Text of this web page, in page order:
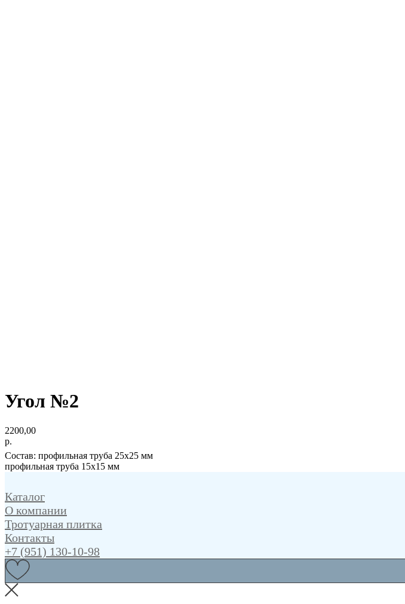
Угол №2
2200,00
р.
Состав: профильная труба 25х25 мм
профильная труба 15х15 мм
Каталог
О компании
Тротуарная плитка
Контакты
+7 (951) 130-10-98